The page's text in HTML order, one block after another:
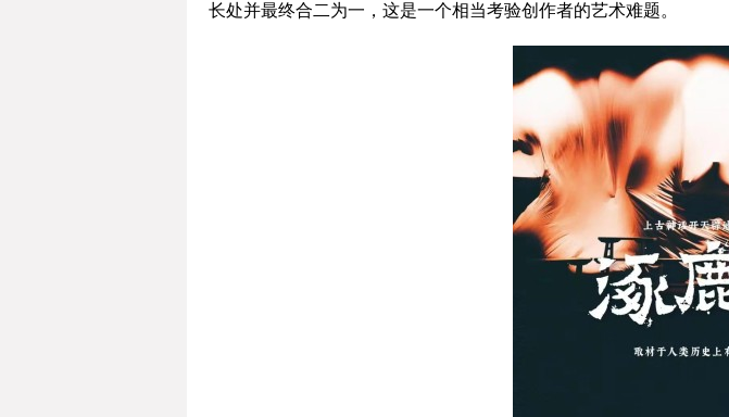
长处并最终合二为一，这是一个相当考验创作者的艺术难题。